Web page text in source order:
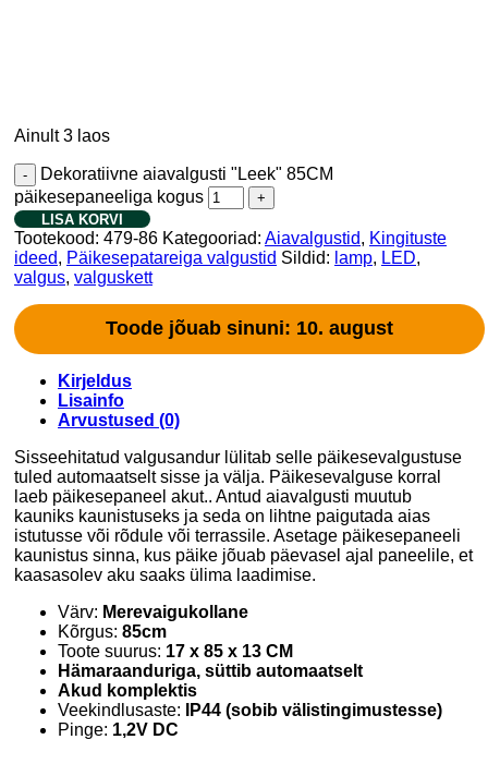
Ainult 3 laos
Dekoratiivne aiavalgusti "Leek" 85CM
päikesepaneeliga kogus
LISA KORVI
Tootekood: 479-86 Kategooriad: Aiavalgustid, Kingituste
ideed, Päikesepatareiga valgustid Sildid: lamp, LED,
valgus, valguskett
Toode jõuab sinuni: 10. august
Kirjeldus
Lisainfo
Arvustused (0)
Sisseehitatud valgusandur lülitab selle päikesevalgustuse
tuled automaatselt sisse ja välja. Päikesevalguse korral
laeb päikesepaneel akut.. Antud aiavalgusti muutub
kauniks kaunistuseks ja seda on lihtne paigutada aias
istutusse või rõdule või terrassile. Asetage päikesepaneeli
kaunistus sinna, kus päike jõuab päevasel ajal paneelile, et
kaasasolev aku saaks ülima laadimise.
Värv: Merevaigukollane
Kõrgus: 85cm
Toote suurus: 17 x 85 x 13 CM
Hämaraanduriga, süttib automaatselt
Akud komplektis
Veekindlusaste:
IP44 (sobib välistingimustesse)
Pinge: 1,2V DC